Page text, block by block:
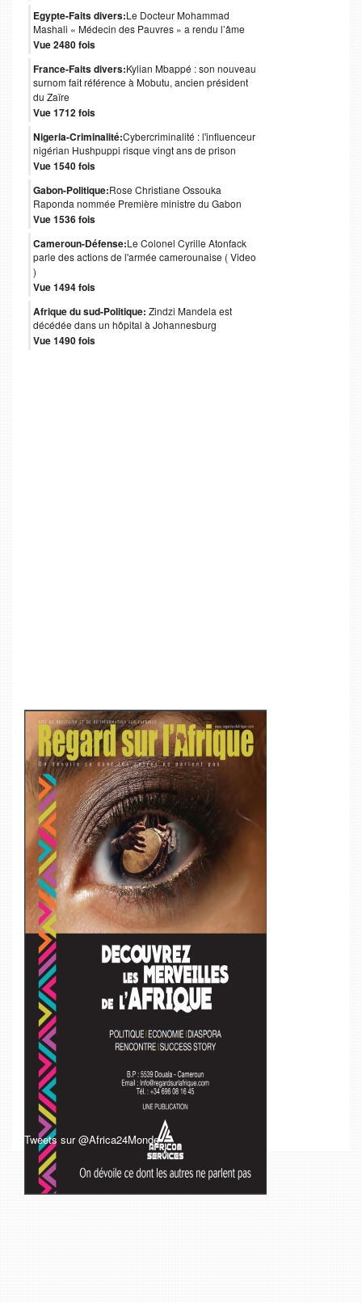
Egypte-Faits divers:Le Docteur Mohammad
Mashali « Médecin des Pauvres » a rendu l’âme
Vue 2480 fois
France-Faits divers:Kylian Mbappé : son nouveau
surnom fait référence à Mobutu, ancien président
du Zaïre
Vue 1712 fois
Nigeria-Criminalité:Cybercriminalité : l'influenceur
nigérian Hushpuppi risque vingt ans de prison
Vue 1540 fois
Gabon-Politique:Rose Christiane Ossouka
Raponda nommée Première ministre du Gabon
Vue 1536 fois
Cameroun-Défense:Le Colonel Cyrille Atonfack
parle des actions de l'armée camerounaise ( Video
)
Vue 1494 fois
Afrique du sud-Politique: Zindzi Mandela est
décédée dans un hôpital à Johannesburg
Vue 1490 fois
Tweets sur @Africa24Monde